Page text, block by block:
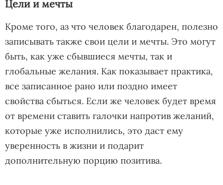
Цели и мечты
Кроме того, аз что человек благодарен, полезно
записывать также свои цели и мечты. Это могут
быть, как уже сбывшиеся мечты, так и
глобальные желания. Как показывает практика,
все записанное рано или поздно имеет
свойства сбыться. Если же человек будет время
от времени ставить галочки напротив желаний,
которые уже исполнились, это даст ему
уверенность в жизни и подарит
дополнительную порцию позитива.